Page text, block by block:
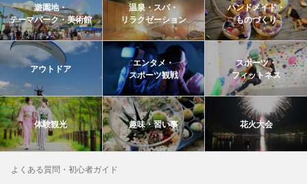
遊園地・
テーマパーク・美術館
温泉・スパ・
リラクゼーション
ハンドメイド・
ものづくり
アウトドア
エンタメ・
スポーツ観戦
スポーツ・
フィットネス
体験観光 趣味・習い事 花火大会
よくある質問・初心者ガイド